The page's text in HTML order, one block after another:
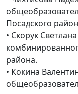
Посадского
• Скорук
района.
• Кокина